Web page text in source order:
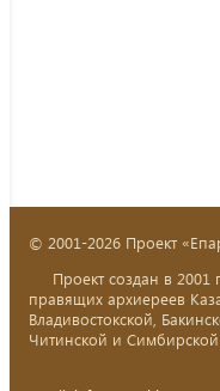
© 2001-2026 Проект
Проект создан в 2001
правящих архиереев
Владивостокской,
Читинской и